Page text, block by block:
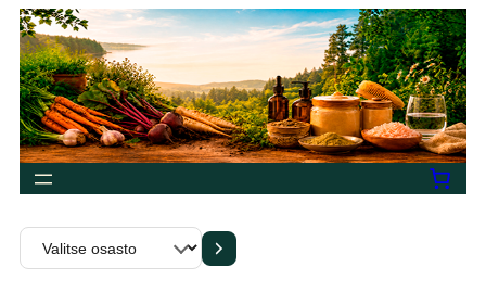
Siirry
sisältöön
Valitse
osasto